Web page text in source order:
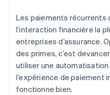
Les paiements
l’interaction financière la
entreprises d’assurance.
des primes, c’est
utiliser une
l’expérience de paiement
fonctionne bien.